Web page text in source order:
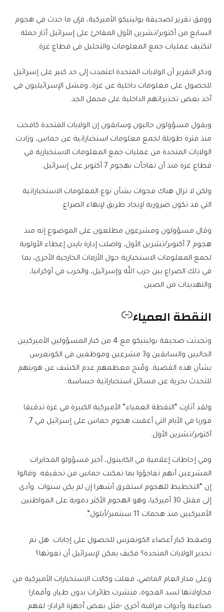
ووفق تقرير لصحيفة بوليتيكو الأميركية، فإن ما حدث في هجوم
السابع من أكتوبر/تشرين الأول المفاجئ على إسرائيل أثار حملة
لتكثيف عمليات جمع المعلومات والتحليل في قطاع غزة.
وذكر التقرير أن الولايات المتحدة اعتمدت إلى حد كبير على إسرائيل
للحصول على معلومات داخلية عن غزة، وفشل الإسرائيليون في
أخذ بعض تحذيراتهم الداخلية على محمل الجد.
ويقول مسؤولون حاليون وسابقون إن الولايات المتحدة كافحت
منذ فترة طويلة لجمع معلومات استخباراتية عن حماس، وزادت
الولايات المتحدة من عمليات جمع المعلومات الاستخبارية في
قطاع غزة منذ أن تفاجأت بهجوم 7 أكتوبر على إسرائيل.
ولكن لا تزال هناك فجوات بشأن نوع المعلومات الاستخباراتية
التي قد تكون ضرورية لإيجاد طريق لإنهاء الصراع.
وقال مسؤولون ومشرعون مطلعون على الموضوع إنه منذ
هجوم 7 أكتوبر/تشرين الأول، واصلت إدارة بايدن إعطاء الأولوية
لجمع المعلومات الاستخبارية حول الأزمات الخارجية الأخرى، بما
في ذلك الصراع بين حزب الله وإسرائيل، والحرب في أوكرانيا،
والتهديدات من الصين.
النقطة العمياء
وتحدثت صحيفة بوليتيكو مع 4 من كبار المسؤولين الأميركيين
الحاليين والسابقين و3 مشرعين وموظفين في الكونغرس
بشأن هذه القضية. ومُنح معظمهم عدم الكشف عن هويتهم
للتحدث بحرية عن مسائل استخباراتية حساسة.
ولقد أثارت “النقطة العمياء” الأميركية الكبيرة في غزة تدقيقا
فوريا في الأيام التي أعقبت هجوم حماس على إسرائيل في 7
أكتوبر/تشرين الأول.
وفي إحاطات إعلامية في الكابيتول، أخبر مسؤولو المخابرات
المشرعين أنهم تفاجؤوا بما تمكنت حماس من تحقيقه. وقالوا
إن “التخطيط للهجوم استغرق أشهرا إن لم يكن سنوات. وأدى
إلى مقتل 30 أميركيا، وهو الهجوم الأكثر دموية على المواطنين
الأميركيين منذ هجمات 11 سبتمبر/أيلول”.
وضغط كبار أعضاء الكونغرس للحصول على إجابات: هل تم
تحذير الولايات المتحدة؟ فكيف يمكن لإسرائيل أن تفوتها؟
وعلى مدار العام الماضي، فعلت وكالات الاستخبارات الأميركية من
محاولاتها لسد الفجوة، فنشرت طائرات بدون طيار، وأقمارا
صناعية وأدوات مراقبة أخرى -مثل بعض أجهزة الرادار- لفهم